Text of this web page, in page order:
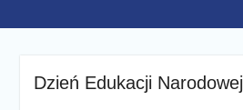
Dzień Edukacji Narodowej